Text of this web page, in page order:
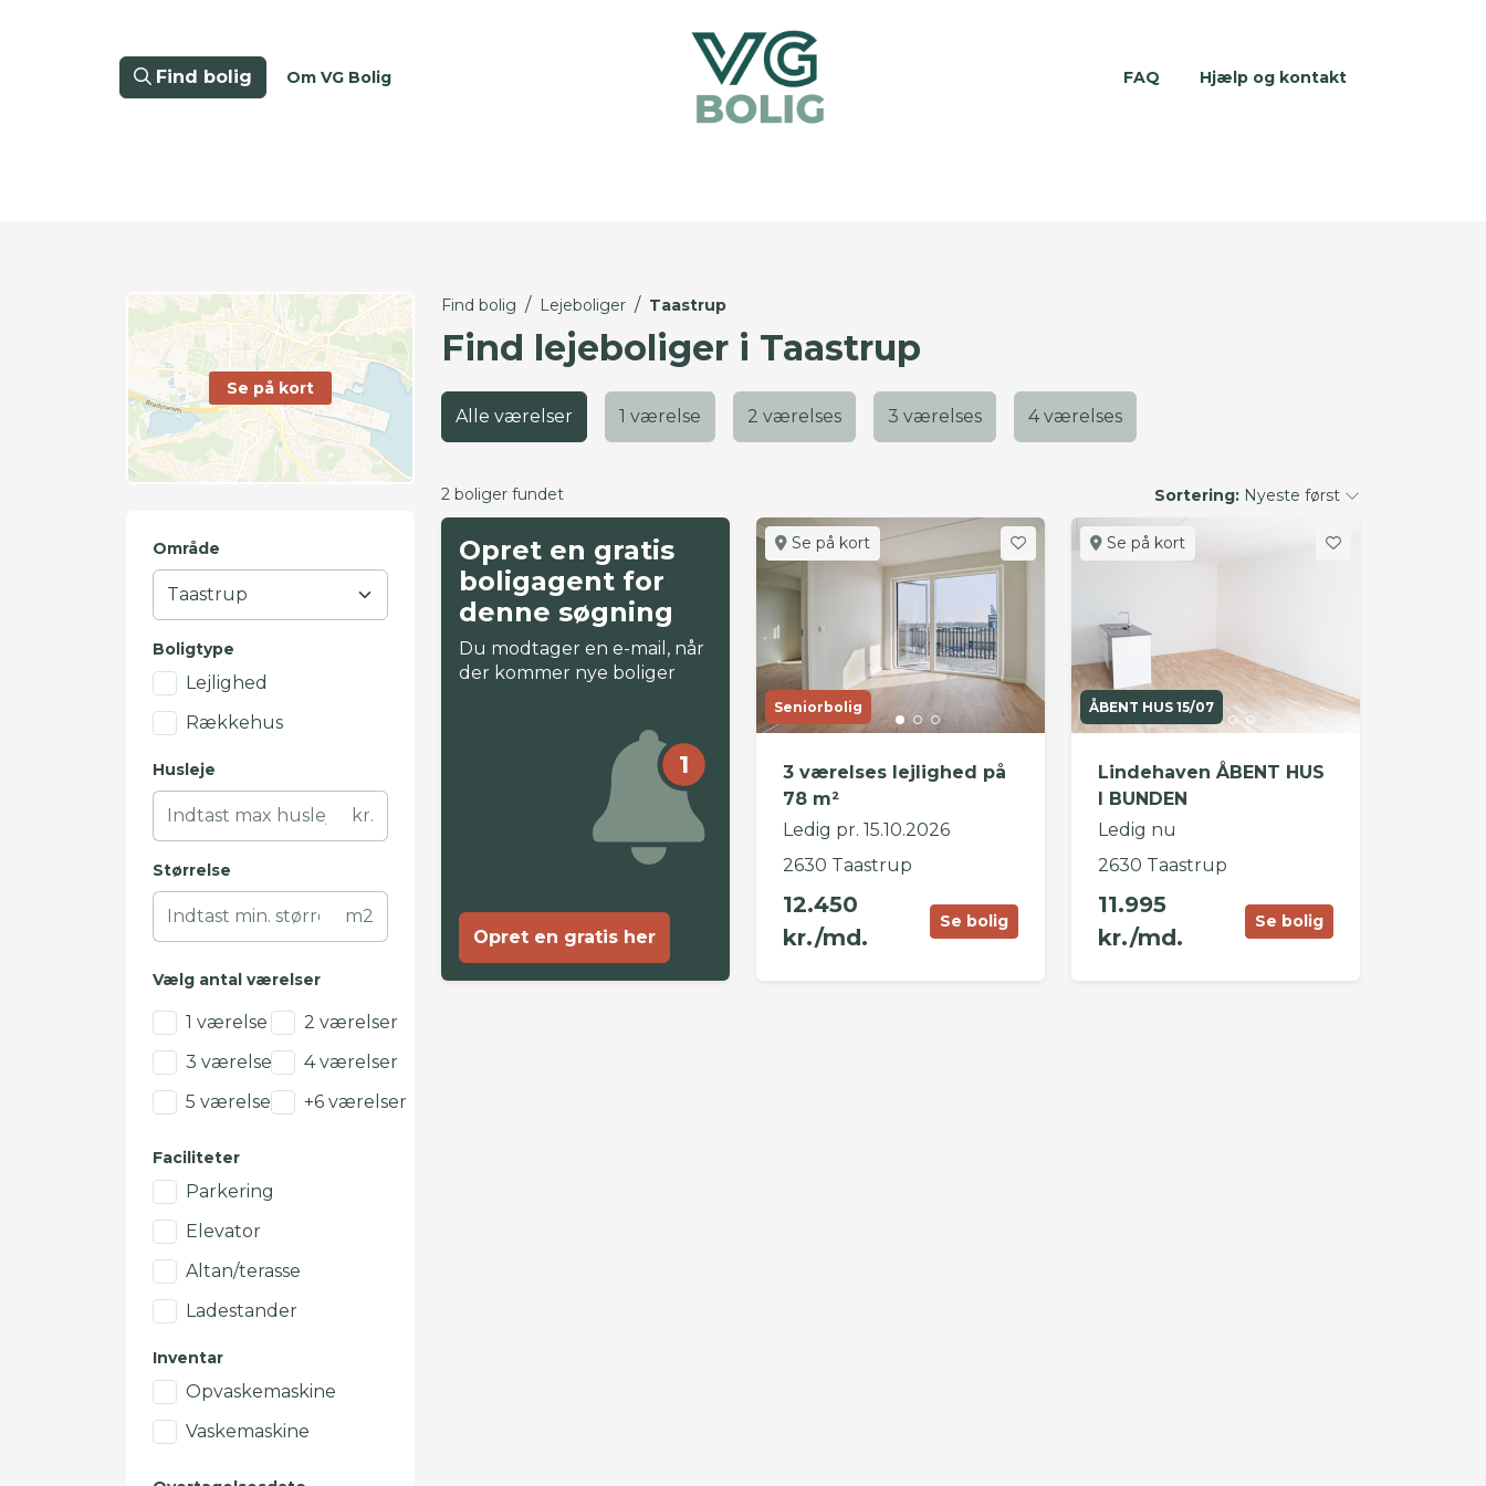
Find bolig Om VG Bolig FAQ Hjælp og kontakt
Se på kort
Område
Boligtype
Lejlighed
Rækkehus
Husleje
kr.
Størrelse
m2
Vælg antal værelser
1 værelse
2 værelser
3 værelser
4 værelser
5 værelser
+6 værelser
Faciliteter
Parkering
Elevator
Altan/terasse
Ladestander
Inventar
Opvaskemaskine
Vaskemaskine
Find bolig / Lejeboliger / Taastrup
Find lejeboliger i Taastrup
Alle værelser 1 værelse 2 værelses 3 værelses 4 værelses
2 boliger fundet Sortering: Nyeste først
Opret en gratis
boligagent for
denne søgning
Du modtager en e-mail, når
der kommer nye boliger
1
Opret en gratis her
Se på kort
Seniorbolig
3 værelses lejlighed på
78 m²
Ledig pr. 15.10.2026
2630 Taastrup
12.450
kr./md.
Se bolig
Se på kort
ÅBENT HUS 15/07
Lindehaven ÅBENT HUS
I BUNDEN
Ledig nu
2630 Taastrup
11.995
kr./md.
Se bolig